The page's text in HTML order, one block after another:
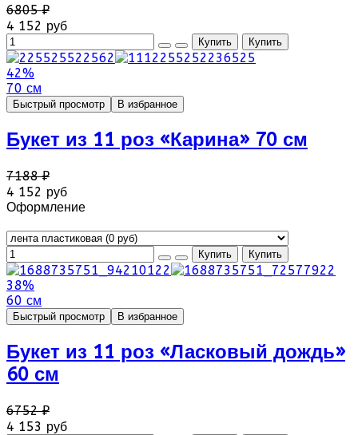
6805 ₽
4 152 руб
42%
70 см
Быстрый просмотр В избранное
Букет из 11 роз «Карина» 70 см
7188 ₽
4 152 руб
Оформление
38%
60 см
Быстрый просмотр В избранное
Букет из 11 роз «Ласковый дождь»
60 см
6752 ₽
4 153 руб